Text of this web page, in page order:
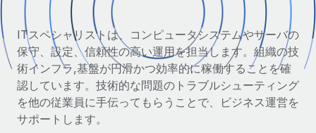
Employer of Record（EOR）
グローバル展開をコストをかけずに実現
Contractor of Record
世界中の契約社員と法令を遵守して契約
契約社員管理
世界中の契約社員をオンボーディングし、管理
国別ガイド
/国別のグローバル雇用支援を検索する
米国州エクスプローラー
米国の各州において採用プロセスを簡素化する
Remoteを他社と比較
他社と比較した、当社の強みを確認する
ツールと計算ツール
誤分類リスク判定ツール
国別に従業員の誤分類リスクを確認する
従業員コスト計算ツール
各国の総従業員コストを計算する
日本語
English
ITスペシャリストは、コンピュータシステムやサーバの
保守、設定、信頼性の高い運用を担当します。組織の技
術インフラ,基盤が円滑かつ効率的に稼働することを確
認しています。技術的な問題のトラブルシューティング
を他の従業員に手伝ってもらうことで、ビジネス運営を
サポートします。